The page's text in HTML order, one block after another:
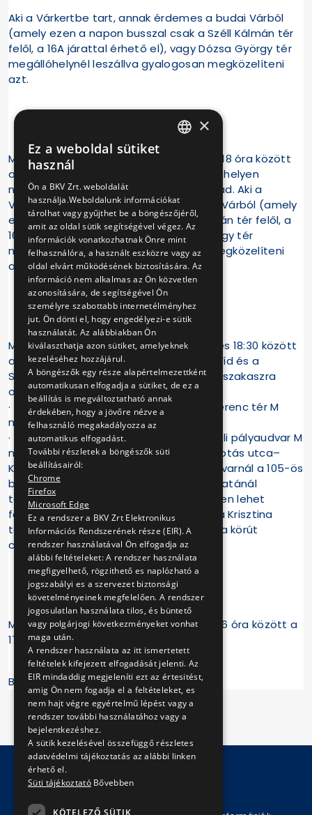
Aki a Várkertbe tart, annak érdemes a budai Várból
(amely ezen a napon busszal csak a Széll Kálmán tér
felől, a 16A járattal érhető el), vagy Dózsa György tér
megállóhelynél leszállva gyalogosan megközelíteni
azt.
56A villamos
Május 1-jén (vasárnap) várhatóan 12 és 18 óra között
az 56A villamos a Döbrentei tér megállóhelyen
mindkét irányban megállás nélkül áthalad. Aki a
Várkertbe tart, annak érdemes a budai Várból (amely
ezen a napon busszal csak a Széll Kálmán tér felől, a
16A járattal érhető el), vagy Dózsa György tér
megállóhelynél leszállva gyalogosan megközelíteni
azt.
105-ös autóbusz
Május 1-jén (vasárnap) várhatóan 9:00 és 18:30 között
a 105-ös busz a Clark Ádám tér, a Lánchíd és a
Széchenyi István tér lezárása miatt két szakaszra
osztva közlekedik:
· a Gyöngyösi utca M felől a Deák Ferenc tér M
megállóhelyig,
· az Apor Vilmos tér felől pedig a Déli pályaudvar M
megállóhelyig, a Márvány utcától az Alkotás utca–
Krisztina körút útvonalon. A Déli pályaudvarnál a 105-ös
buszra a pályaudvar Krisztina körúti kijáratánál
található metrópótlóbusz-megállóhelyen lehet
felszállni. A 105-ös busz ezután megáll a Krisztina
térnél is (a Mészáros utcában a Krisztina körút
csomópontja után).
178-as autóbusz
Május 1-jén (vasárnap) várhatóan 9 és 16 óra között a
178-as busz nem közlekedik.
Budapesti Közlekedési Központ
×
Ez a weboldal sütiket
használ
Ön a BKV Zrt. weboldalát
használja.Weboldalunk információkat
tárolhat vagy gyűjthet be a böngészőjéről,
amit az oldal sütik segítségével végez. Az
információk vonatkozhatnak Önre mint
felhasználóra, a használt eszközre vagy az
oldal elvárt működésének biztosítására. Az
információ nem alkalmas az Ön közvetlen
azonosítására, de segítségével Ön
személyre szabottabb internetélményhez
jut. Ön dönti el, hogy engedélyezi-e sütik
használatát. Az alábbiakban Ön
kiválaszthatja azon sütiket, amelyeknek
kezeléséhez hozzájárul.
A böngészők egy része alapértelmezettként
automatikusan elfogadja a sütiket, de ez a
beállítás is megváltoztatható annak
érdekében, hogy a jövőre nézve a
felhasználó megakadályozza az
automatikus elfogadást.
További részletek a böngészők süti
beállításairól:
Chrome
Firefox
Microsoft Edge
Ez a rendszer a BKV Zrt Elektronikus
Információs Rendszerének része (EIR). A
rendszer használatával Ön elfogadja az
alábbi feltételeket: A rendszer használata
megfigyelhető, rögzithető es naplózható a
jogszabályi es a szervezet biztonsági
követelményeinek megfelelően. A rendszer
jogosulatlan használata tilos, és büntető
vagy polgárjogi következményeket vonhat
maga után.
A rendszer használata az itt ismertetett
feltételek kifejezett elfogadását jelenti. Az
EIR mindaddig megjeleníti ezt az értesitést,
amig Ön nem fogadja el a feltételeket, es
nem hajt végre egyértelmű lépést vagy a
rendszer további használatához vagy a
bejelentkezéshez.
A sütik kezelésével összefüggő részletes
adatvédelmi tájékoztatás az alábbi linken
érhető el.
Süti tájékoztató Bővebben
KÖTELEZŐ SÜTIK